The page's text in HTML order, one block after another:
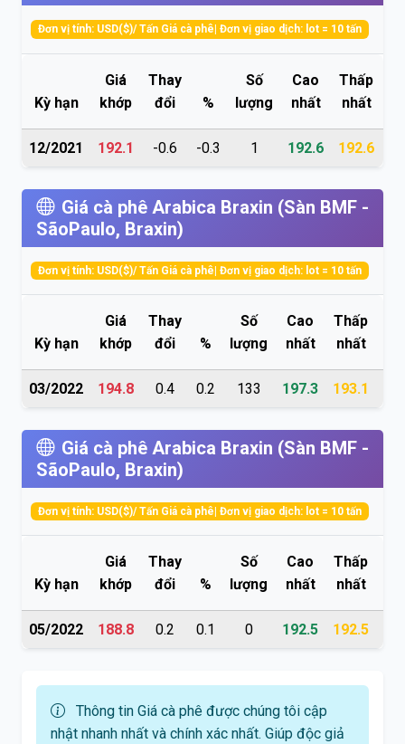
Đơn vị tính: USD($)/ Tấn Giá cà phê| Đơn vị giao dịch: lot = 10 tấn
Kỳ hạn
Giá
khớp
Thay
đổi
%
Số
lượng
Cao
nhất
Thấp
nhất
12/2021 192.1 -0.6 -0.3 1 192.6 192.6
Giá cà phê Arabica Braxin (Sàn BMF -
SãoPaulo, Braxin)
Đơn vị tính: USD($)/ Tấn Giá cà phê| Đơn vị giao dịch: lot = 10 tấn
Kỳ hạn
Giá
khớp
Thay
đổi
%
Số
lượng
Cao
nhất
Thấp
nhất
03/2022 194.8 0.4 0.2 133 197.3 193.1
Giá cà phê Arabica Braxin (Sàn BMF -
SãoPaulo, Braxin)
Đơn vị tính: USD($)/ Tấn Giá cà phê| Đơn vị giao dịch: lot = 10 tấn
Kỳ hạn
Giá
khớp
Thay
đổi
%
Số
lượng
Cao
nhất
Thấp
nhất
05/2022 188.8 0.2 0.1 0 192.5 192.5
Thông tin Giá cà phê được chúng tôi cập
nhật nhanh nhất và chính xác nhất. Giúp độc giả